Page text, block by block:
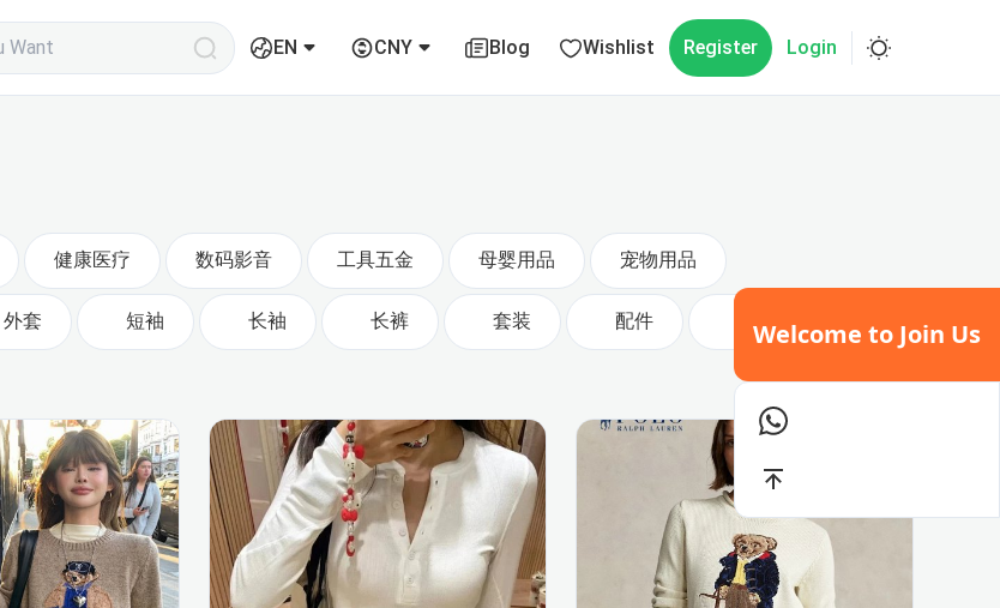
EN CNY Blog Wishlist Register Login
健康医疗 数码影音 工具五金 母婴用品 宠物用品
外套 短袖 长袖 长裤 套装 配件 电子产品
Welcome to Join Us